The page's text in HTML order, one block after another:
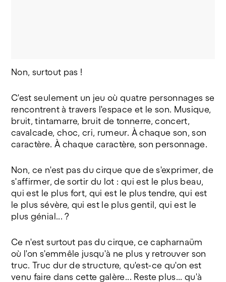
Non, surtout pas !
C'est seulement un jeu où quatre personnages se
rencontrent à travers l'espace et le son. Musique,
bruit, tintamarre, bruit de tonnerre, concert,
cavalcade, choc, cri, rumeur. À chaque son, son
caractère. À chaque caractère, son personnage.
Non, ce n'est pas du cirque que de s'exprimer, de
s'affirmer, de sortir du lot : qui est le plus beau,
qui est le plus fort, qui est le plus tendre, qui est
le plus sévère, qui est le plus gentil, qui est le
plus génial... ?
Ce n'est surtout pas du cirque, ce capharnaüm
où l'on s'emmêle jusqu'à ne plus y retrouver son
truc. Truc dur de structure, qu'est-ce qu'on est
venu faire dans cette galère... Reste plus... qu'à